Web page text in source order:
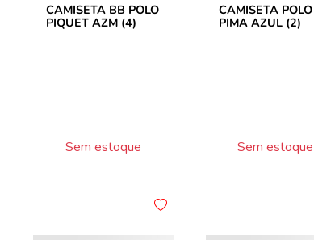
CAMISETA BB POLO
PIQUET AZM (4)
Sem estoque
CAMISETA POLO
PIMA AZUL (2)
Sem estoque